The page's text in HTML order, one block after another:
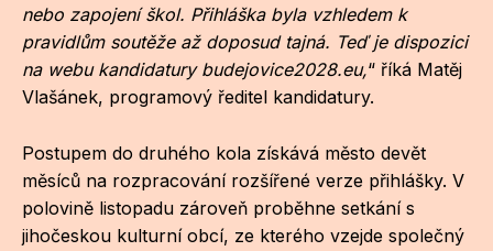
Další
nebo zapojení škol. Přihláška byla vzhledem k
pravidlům soutěže až doposud tajná. Teď je dispozici
na webu kandidatury budejovice2028.eu,“ říká Matěj
Vlašánek, programový ředitel kandidatury.
Postupem do druhého kola získává město devět
měsíců na rozpracování rozšířené verze přihlášky. V
polovině listopadu zároveň proběhne setkání s
jihočeskou kulturní obcí, ze kterého vzejde společný